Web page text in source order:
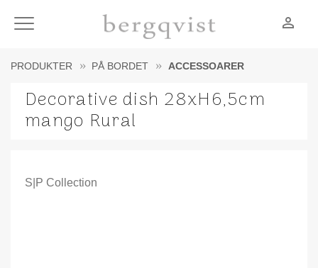
Meny person_outline
PRODUKTER PÅ BORDET ACCESSOARER
Decorative dish 28xH6,5cm
mango Rural
S|P Collection